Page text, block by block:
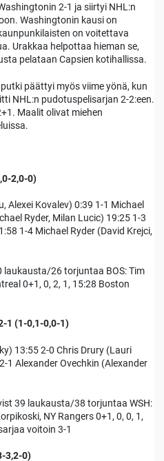
2-1 ja siirtyi NHL:n
Washingtonin kausi on
on voitettava
Urakkaa helpottaa hieman se,
pelataan Capsien kotihallissa.
päättyi myös viime yönä, kun
NHL:n pudotuspelisarjan 2-2:een.
Maalit olivat miehen
2,0-0)
Alexei Kovalev) 0:39 1-1 Michael
Ryder, Milan Lucic) 19:25 1-3
1-4 Michael Ryder (David Krejci,
laukausta/26 torjuntaa BOS: Tim
0+1, 0, 2, 1, 15:28 Boston
1 (1-0,1-0,0-1)
13:55 2-0 Chris Drury (Lauri
1 Alexander Ovechkin (Alexander
39 laukausta/38 torjuntaa WSH:
NY Rangers 0+1, 0, 0, 1,
voitoin 3-1
3,2-0)